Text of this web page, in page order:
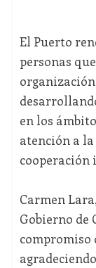
El Puerto
personas
en los
atención a
Carmen
Gobierno de
compromiso